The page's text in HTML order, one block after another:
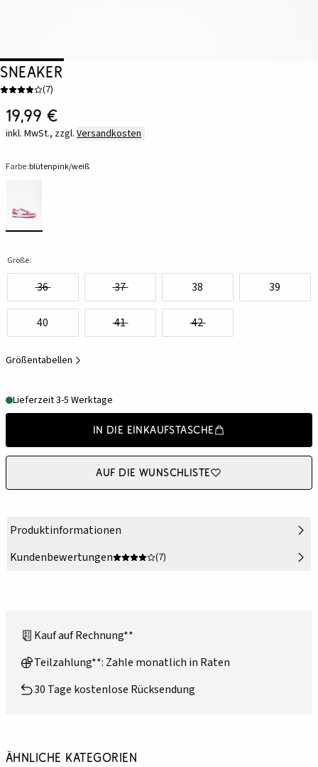
Sneaker
(7)
19,99 €
inkl. MwSt., zzgl. Versandkosten
Farbe:blütenpink/weiß
Größe:
36 37 38 39
40 41 42
Größentabellen
Lieferzeit 3-5 Werktage
In die Einkaufstasche
Auf die Wunschliste
Produktinformationen
Kundenbewertungen
(7)
Kauf auf Rechnung**
Teilzahlung**: Zahle monatlich in Raten
30 Tage kostenlose Rücksendung
Ähnliche Kategorien